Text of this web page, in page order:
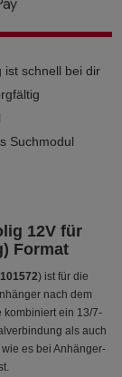
ist schnell bei dir
Suchmodul
12V für
Format
) ist für die
nach dem
kombiniert ein 13/7-
als auch
es bei Anhänger-